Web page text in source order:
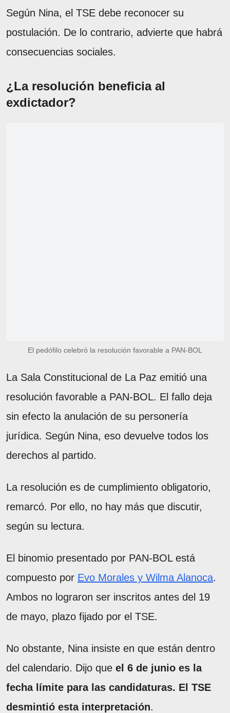
Según Nina, el TSE debe reconocer su
postulación. De lo contrario, advierte que habrá
consecuencias sociales.
¿La resolución beneficia al
exdictador?
El pedófilo celebró la resolución favorable a PAN-BOL
La Sala Constitucional de La Paz emitió una
resolución favorable a PAN-BOL. El fallo deja
sin efecto la anulación de su personería
jurídica. Según Nina, eso devuelve todos los
derechos al partido.
La resolución es de cumplimiento obligatorio,
remarcó. Por ello, no hay más que discutir,
según su lectura.
El binomio presentado por PAN-BOL está
compuesto por Evo Morales y Wilma Alanoca.
Ambos no lograron ser inscritos antes del 19
de mayo, plazo fijado por el TSE.
No obstante, Nina insiste en que están dentro
del calendario. Dijo que el 6 de junio es la
fecha límite para las candidaturas. El TSE
desmintió esta interpretación.